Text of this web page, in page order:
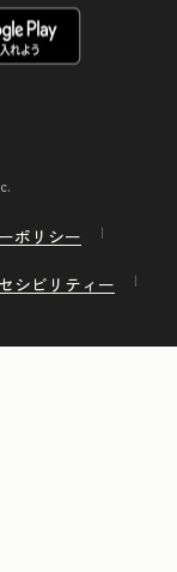
ポリシー
シビリティー